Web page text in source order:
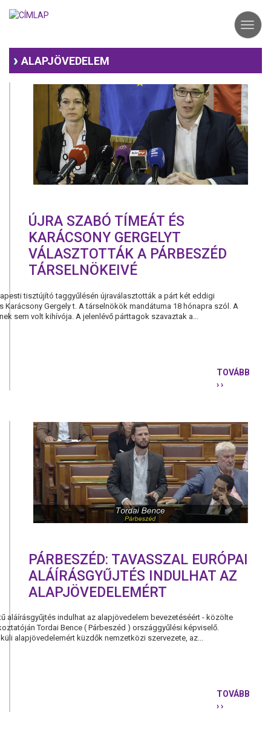
ALAPJÖVEDELEM
ÚJRA SZABÓ TÍMEÁT ÉS
KARÁCSONY GERGELYT
VÁLASZTOTTÁK A PÁRBESZÉD
TÁRSELNÖKEIVÉ
tisztújító taggyűlésén újraválasztották a párt két eddigi
Karácsony Gergely t. A társelnökök mandátuma 18 hónapra szól. A
sem volt kihívója. A jelenlévő párttagok szavaztak a...
TOVÁBB
› ›
ÉS
GERGELYT
A
PÁRBESZÉD: TAVASSZAL EURÓPAI
ALÁÍRÁSGYŰJTÉS INDULHAT AZ
ALAPJÖVEDELEMÉRT
aláírásgyűjtés indulhat az alapjövedelem bevezetéséért - közölte
Tordai Bence ( Párbeszéd ) országgyűlési képviselő.
alapjövedelemért küzdők nemzetközi szervezete, az...
TOVÁBB
› ›